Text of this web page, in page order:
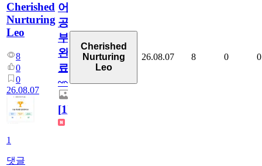
Cherished
Nurturing
Leo
8
0
0
26.08.07
1
댓글
어
공
부
완
료
~~
[1]
Cherished
Nurturing
Leo
26.08.07 8 0 0